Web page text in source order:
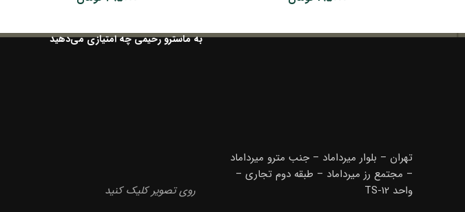
تهران – بلوار میرداماد – جنب مترو میرداماد
– مجتمع رز میرداماد – طبقه دوم تجاری –
واحد TS-12
به ماسترو رحیمی چه امتیازی می‌دهید
روی تصویر کلیک کنید